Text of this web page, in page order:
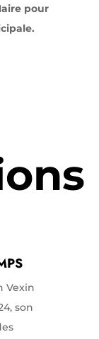
pour
Vexin
son